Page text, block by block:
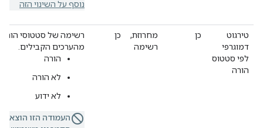
נוסף על השינוי הזה
טירגוט
דמוגרפי
לפי סטטוס
הורה
כן
מחרוזת,
רשימה
כן
רשימה של סטטוסי הורה
מהערכים הקבילים.
הורה
לא הורה
לא ידוע
העמודה הזו